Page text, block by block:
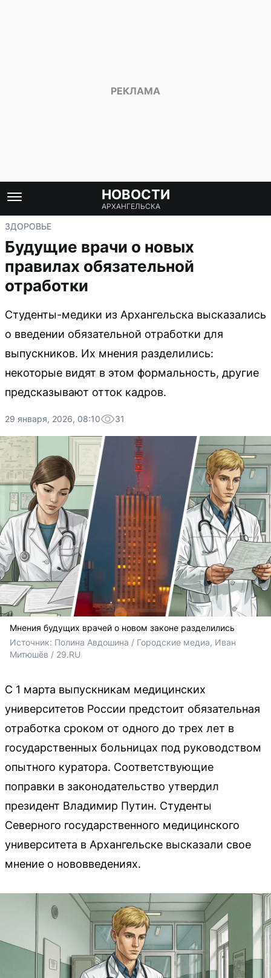
НОВОСТИ
АРХАНГЕЛЬСКА
ЗДОРОВЬЕ
Будущие врачи о новых
правилах обязательной
отработки
Студенты-медики из Архангельска высказались
о введении обязательной отработки для
выпускников. Их мнения разделились:
некоторые видят в этом формальность, другие
предсказывают отток кадров.
29 января, 2026, 08:10 31
Мнения будущих врачей о новом законе разделились
Источник: Полина Авдошина / Городские медиа, Иван
Митюшёв / 29.RU
С 1 марта выпускникам медицинских
университетов России предстоит обязательная
отработка сроком от одного до трех лет в
государственных больницах под руководством
опытного куратора. Соответствующие
поправки в законодательство утвердил
президент Владимир Путин. Студенты
Северного государственного медицинского
университета в Архангельске высказали свое
мнение о нововведениях.